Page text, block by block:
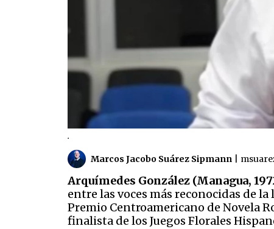
.
Marcos Jacobo Suárez Sipmann
Arquímedes González (Managua,
entre las voces más reconocidas de
Premio Centroamericano de Novela
finalista de los Juegos Florales